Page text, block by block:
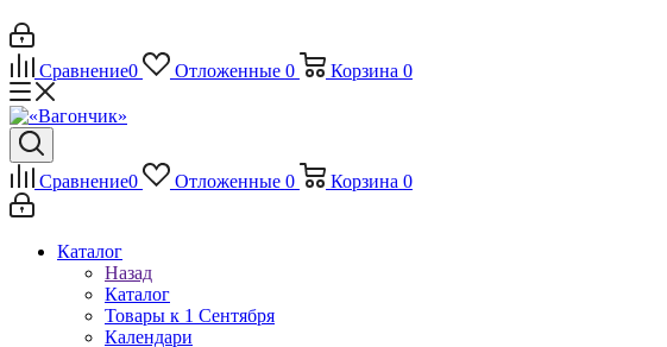
Сравнение0 Отложенные 0 Корзина 0
Сравнение0 Отложенные 0 Корзина 0
Каталог
Назад
Каталог
Товары к 1 Сентября
Календари